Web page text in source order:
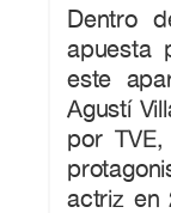
Dentro
apuesta
este
Agustí
por
actriz en